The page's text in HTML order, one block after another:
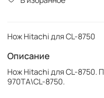
Нож Hitachi для CL-8750
Описание
Нож Hitachi для CL-8750.
970TA\CL-8750.